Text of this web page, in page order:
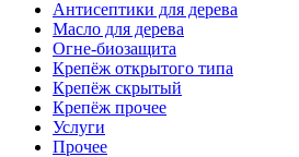
Антисептики для дерева
Масло для дерева
Огне-биозащита
Крепёж открытого типа
Крепёж скрытый
Крепёж прочее
Услуги
Прочее